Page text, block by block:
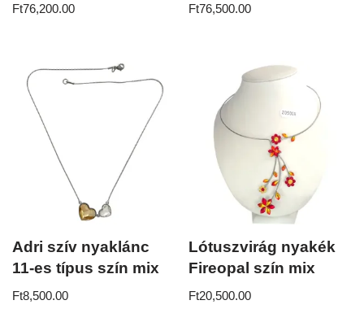
Ft76,200.00 Ft76,500.00
Adri szív nyaklánc
11-es típus szín mix
Ft8,500.00
Lótuszvirág nyakék
Fireopal szín mix
Ft20,500.00